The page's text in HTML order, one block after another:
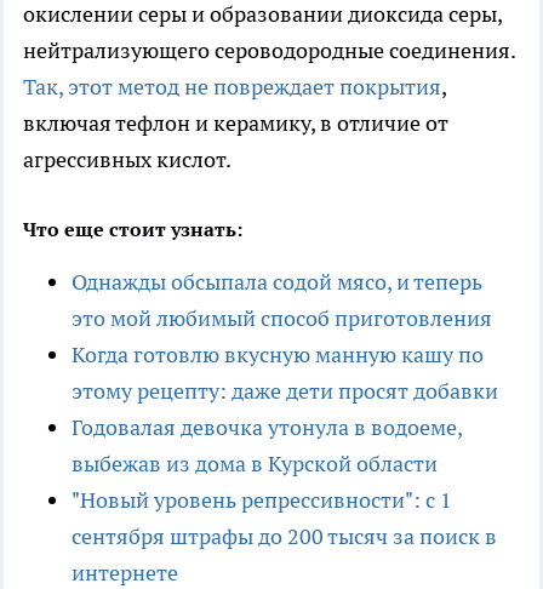
окислении серы и образовании диоксида серы,
нейтрализующего сероводородные соединения.
Так, этот метод не повреждает покрытия,
включая тефлон и керамику, в отличие от
агрессивных кислот.
Что еще стоит узнать:
Однажды обсыпала содой мясо, и теперь
это мой любимый способ приготовления
Когда готовлю вкусную манную кашу по
этому рецепту: даже дети просят добавки
Годовалая девочка утонула в водоеме,
выбежав из дома в Курской области
"Новый уровень репрессивности": с 1
сентября штрафы до 200 тысяч за поиск в
интернете